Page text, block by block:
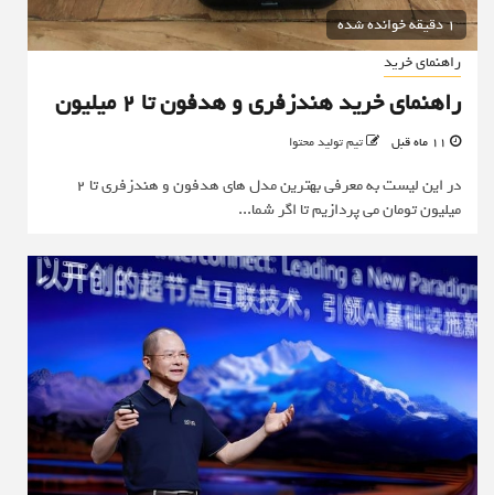
1 دقیقه خوانده شده
راهنمای خرید
راهنمای خرید هندزفری و هدفون تا 2 میلیون
تیم تولید محتوا
در این لیست به معرفی بهترین مدل های هدفون و هندزفری تا 2
میلیون تومان می پردازیم تا اگر شما...